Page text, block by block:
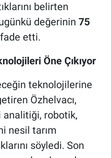
belirten
değerinin 75
etti.
Öne Çıkıyor
teknolojilerine
Özhelvacı,
analitiği, robotik,
nesil tarım
söyledi. Son